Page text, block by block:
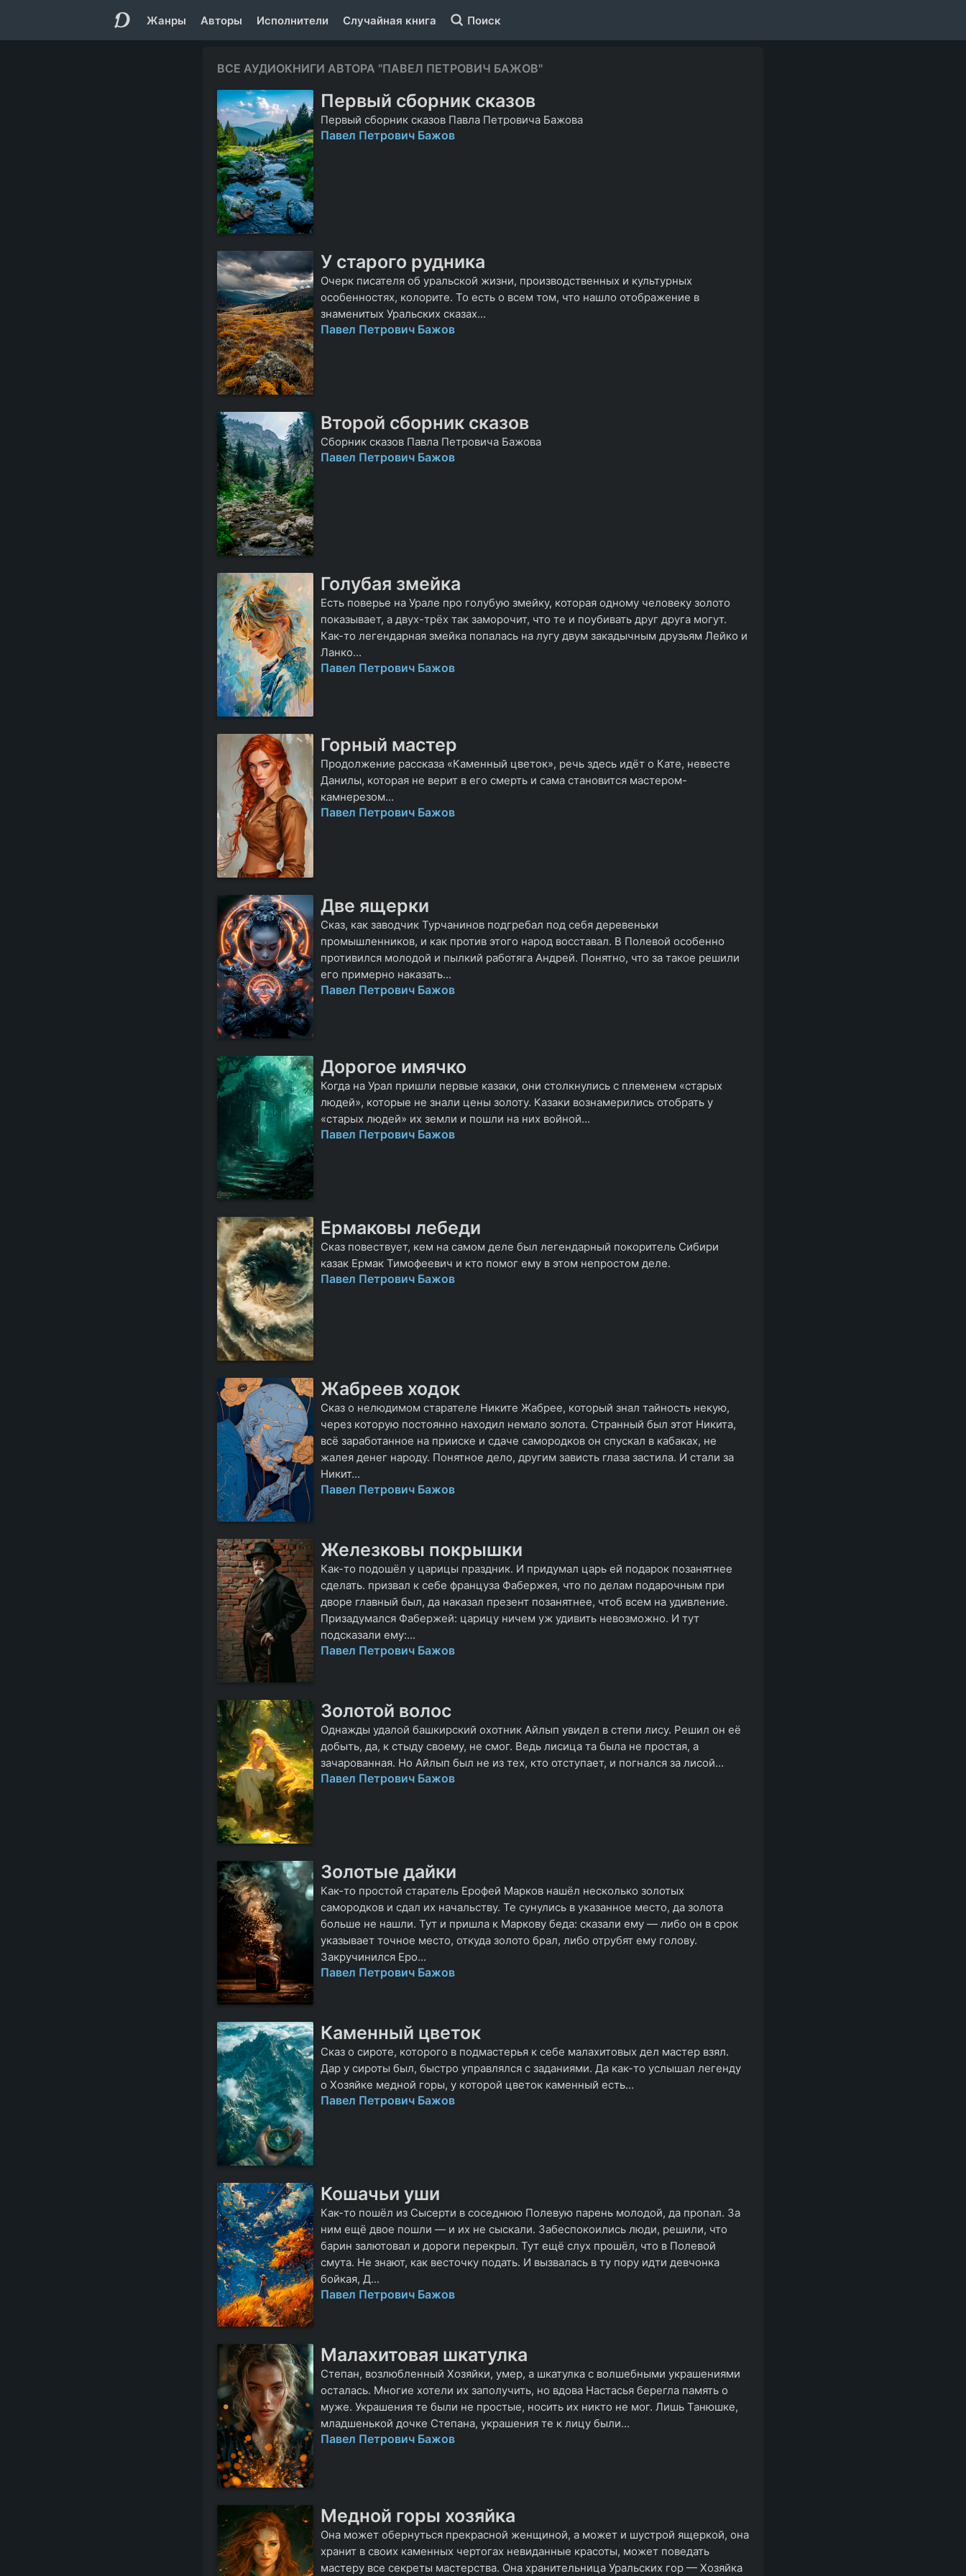
Жанры Авторы Исполнители Случайная книга Поиск
ВСЕ АУДИОКНИГИ АВТОРА "ПАВЕЛ ПЕТРОВИЧ БАЖОВ"
Первый сборник сказов
Первый сборник сказов Павла Петровича Бажова
Павел Петрович Бажов
У старого рудника
Очерк писателя об уральской жизни, производственных и культурных
особенностях, колорите. То есть о всем том, что нашло отображение в
знаменитых Уральских сказах...
Павел Петрович Бажов
Второй сборник сказов
Сборник сказов Павла Петровича Бажова
Павел Петрович Бажов
Голубая змейка
Есть поверье на Урале про голубую змейку, которая одному человеку золото
показывает, а двух-трёх так заморочит, что те и поубивать друг друга могут.
Как-то легендарная змейка попалась на лугу двум закадычным друзьям Лейко и
Ланко...
Павел Петрович Бажов
Горный мастер
Продолжение рассказа «Каменный цветок», речь здесь идёт о Кате, невесте
Данилы, которая не верит в его смерть и сама становится мастером-
камнерезом...
Павел Петрович Бажов
Две ящерки
Сказ, как заводчик Турчанинов подгребал под себя деревеньки
промышленников, и как против этого народ восставал. В Полевой особенно
противился молодой и пылкий работяга Андрей. Понятно, что за такое решили
его примерно наказать...
Павел Петрович Бажов
Дорогое имячко
Когда на Урал пришли первые казаки, они столкнулись с племенем «старых
людей», которые не знали цены золоту. Казаки вознамерились отобрать у
«старых людей» их земли и пошли на них войной...
Павел Петрович Бажов
Ермаковы лебеди
Сказ повествует, кем на самом деле был легендарный покоритель Сибири
казак Ермак Тимофеевич и кто помог ему в этом непростом деле.
Павел Петрович Бажов
Жабреев ходок
Сказ о нелюдимом старателе Никите Жабрее, который знал тайность некую,
через которую постоянно находил немало золота. Странный был этот Никита,
всё заработанное на прииске и сдаче самородков он спускал в кабаках, не
жалея денег народу. Понятное дело, другим зависть глаза застила. И стали за
Никит...
Павел Петрович Бажов
Железковы покрышки
Как-то подошёл у царицы праздник. И придумал царь ей подарок позанятнее
сделать. призвал к себе француза Фабержея, что по делам подарочным при
дворе главный был, да наказал презент позанятнее, чтоб всем на удивление.
Призадумался Фабержей: царицу ничем уж удивить невозможно. И тут
подсказали ему:...
Павел Петрович Бажов
Золотой волос
Однажды удалой башкирский охотник Айлып увидел в степи лису. Решил он её
добыть, да, к стыду своему, не смог. Ведь лисица та была не простая, а
зачарованная. Но Айлып был не из тех, кто отступает, и погнался за лисой…
Павел Петрович Бажов
Золотые дайки
Как-то простой старатель Ерофей Марков нашёл несколько золотых
самородков и сдал их начальству. Те сунулись в указанное место, да золота
больше не нашли. Тут и пришла к Маркову беда: сказали ему — либо он в срок
указывает точное место, откуда золото брал, либо отрубят ему голову.
Закручинился Еро...
Павел Петрович Бажов
Каменный цветок
Сказ о сироте, которого в подмастерья к себе малахитовых дел мастер взял.
Дар у сироты был, быстро управлялся с заданиями. Да как-то услышал легенду
о Хозяйке медной горы, у которой цветок каменный есть…
Павел Петрович Бажов
Кошачьи уши
Как-то пошёл из Сысерти в соседнюю Полевую парень молодой, да пропал. За
ним ещё двое пошли — и их не сыскали. Забеспокоились люди, решили, что
барин залютовал и дороги перекрыл. Тут ещё слух прошёл, что в Полевой
смута. Не знают, как весточку подать. И вызвалась в ту пору идти девчонка
бойкая, Д...
Павел Петрович Бажов
Малахитовая шкатулка
Степан, возлюбленный Хозяйки, умер, а шкатулка с волшебными украшениями
осталась. Многие хотели их заполучить, но вдова Настасья берегла память о
муже. Украшения те были не простые, носить их никто не мог. Лишь Танюшке,
младшенькой дочке Степана, украшения те к лицу были...
Павел Петрович Бажов
Медной горы хозяйка
Она может обернуться прекрасной женщиной, а может и шустрой ящеркой, она
хранит в своих каменных чертогах невиданные красоты, может поведать
мастеру все секреты мастерства. Она хранительница Уральских гор — Хозяйка